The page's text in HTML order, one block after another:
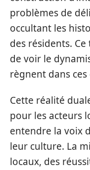
problèmes de
occultant les
des résidents.
de voir le
règnent dans
Cette réalité
pour les acteurs
entendre la voix
leur culture. La
locaux, des